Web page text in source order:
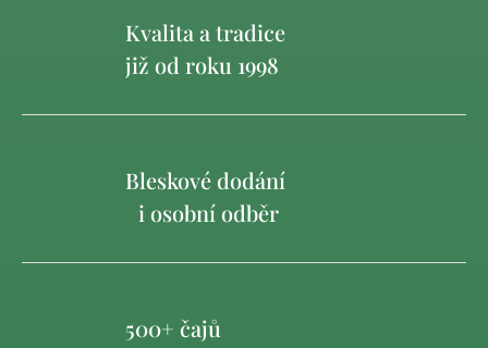
Kvalita a tradice
již od roku 1998
Bleskové dodání
i osobní odběr
500+ čajů